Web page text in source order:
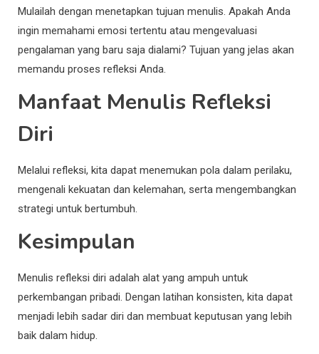
Mulailah dengan menetapkan tujuan menulis. Apakah Anda
ingin memahami emosi tertentu atau mengevaluasi
pengalaman yang baru saja dialami? Tujuan yang jelas akan
memandu proses refleksi Anda.
Manfaat Menulis Refleksi
Diri
Melalui refleksi, kita dapat menemukan pola dalam perilaku,
mengenali kekuatan dan kelemahan, serta mengembangkan
strategi untuk bertumbuh.
Kesimpulan
Menulis refleksi diri adalah alat yang ampuh untuk
perkembangan pribadi. Dengan latihan konsisten, kita dapat
menjadi lebih sadar diri dan membuat keputusan yang lebih
baik dalam hidup.